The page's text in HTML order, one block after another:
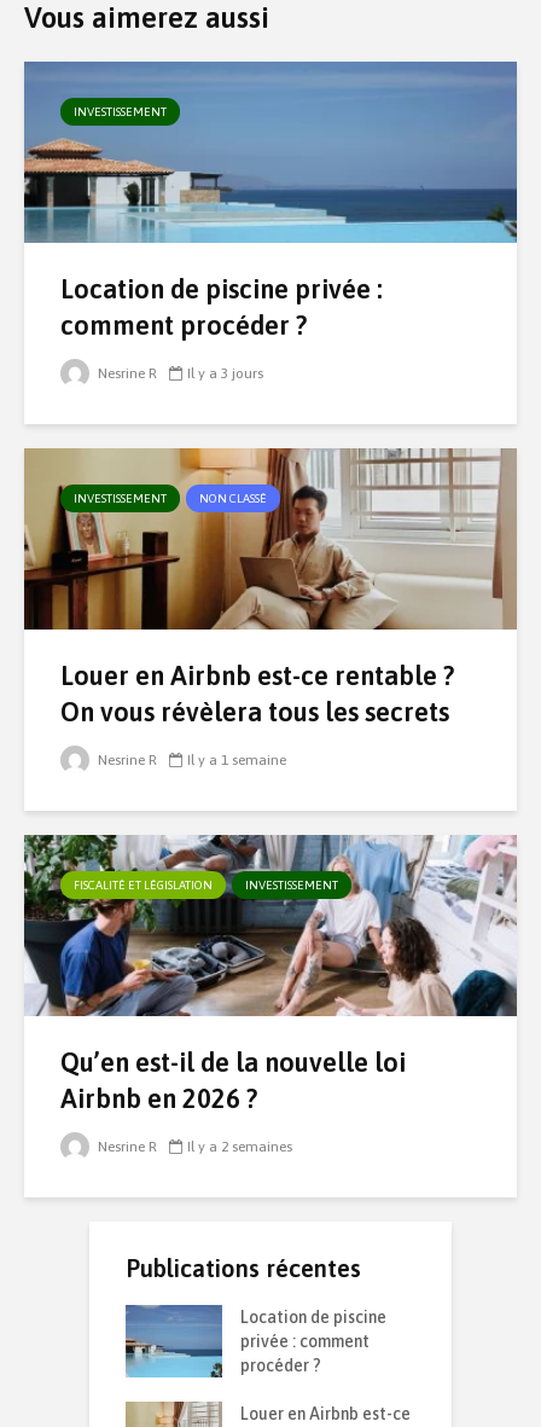
Vous aimerez aussi
INVESTISSEMENT
Location de piscine privée :
comment procéder ?
Nesrine R Il y a 3 jours
INVESTISSEMENT NON CLASSÉ
Louer en Airbnb est-ce rentable ?
On vous révèlera tous les secrets
Nesrine R Il y a 1 semaine
FISCALITÉ ET LÉGISLATION INVESTISSEMENT
Qu’en est-il de la nouvelle loi
Airbnb en 2026 ?
Nesrine R Il y a 2 semaines
Publications récentes
Location de piscine
privée : comment
procéder ?
Louer en Airbnb est-ce